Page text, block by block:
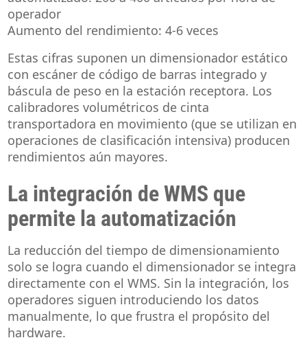
operador
Aumento del rendimiento: 4-6 veces
Estas cifras suponen un dimensionador estático
con escáner de código de barras integrado y
báscula de peso en la estación receptora. Los
calibradores volumétricos de cinta
transportadora en movimiento (que se utilizan en
operaciones de clasificación intensiva) producen
rendimientos aún mayores.
La integración de WMS que
permite la automatización
La reducción del tiempo de dimensionamiento
solo se logra cuando el dimensionador se integra
directamente con el WMS. Sin la integración, los
operadores siguen introduciendo los datos
manualmente, lo que frustra el propósito del
hardware.